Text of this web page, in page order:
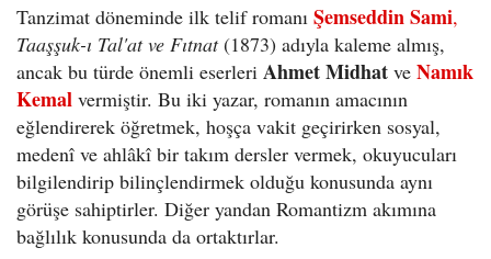
Tanzimat döneminde ilk telif romanı Şemseddin Sami,
Taaşşuk-ı Tal'at ve Fıtnat(1873) adıyla kaleme almış,
ancak bu türde önemli eserleri Ahmet Midhat ve Namık
Kemal vermiştir. Bu iki yazar, romanın amacının
eğlendirerek öğretmek, hoşça vakit geçirirken sosyal,
medenî ve ahlâkî bir takım dersler vermek, okuyucuları
bilgilendirip bilinçlendirmek olduğu konusunda aynı
görüşe sahiptirler. Diğer yandan Romantizm akımına
bağlılık konusunda da ortaktırlar.